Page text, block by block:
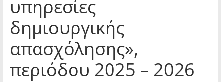
υπηρεσίες
δημιουργικής
απασχόλησης»,
περιόδου 2025 – 2026